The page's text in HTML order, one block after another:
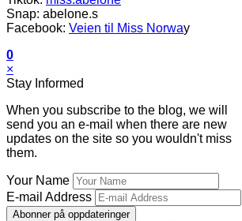
Snap: abelone.s
Facebook: Veien til Miss Norway
0
×
Stay Informed
When you subscribe to the blog, we will
send you an e-mail when there are new
updates on the site so you wouldn't miss
them.
Your Name
E-mail Address
Abonner på oppdateringer